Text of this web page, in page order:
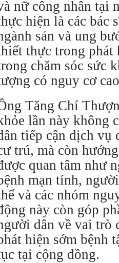
nữ công nhân tại
hiện là các bác
sản và ung
thực trong phát
chăm sóc sức
có nguy cơ
Tăng Chí
lần này không
tiếp cận dịch vụ
trú, mà còn
quan tâm như
mạn tính,
và các nhóm
này còn góp
dân về vai trò
hiện sớm bệnh
tại cộng đồng.